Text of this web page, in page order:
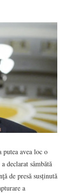
putea avea loc o
declarat sâmbătă
de presă susținută
a